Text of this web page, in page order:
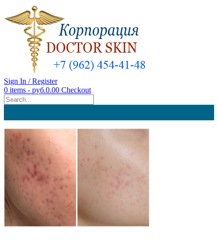
Sign In / Register
0 items - руб.0.00 Checkout